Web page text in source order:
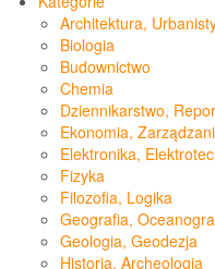
Architektura,
Biologia
Budownictwo
Chemia
Dziennikarstwo,
Ekonomia,
Elektronika,
Fizyka
Filozofia, Logika
Geografia,
Geologia, Geodezja
Historia, Archeologia